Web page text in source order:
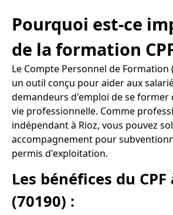
Pourquoi est-ce
de la formation
Le Compte Personnel de Formation (
un outil conçu pour aider aux
demandeurs d'emploi de se
vie professionnelle. Comme
indépendant à Rioz, vous pouvez
accompagnement pour
permis d'exploitation.
Les bénéfices du CPF
(70190) :